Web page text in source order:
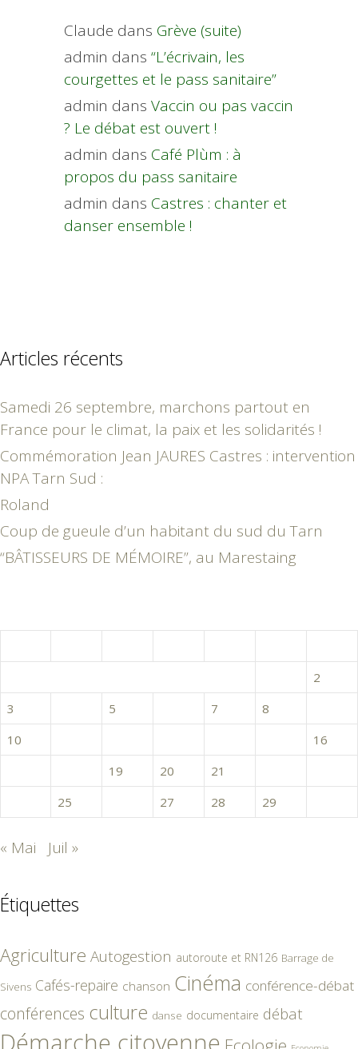
Claude dans Grève (suite)
admin dans “L’écrivain, les
courgettes et le pass sanitaire”
admin dans Vaccin ou pas vaccin
? Le débat est ouvert !
admin dans Café Plùm : à
propos du pass sanitaire
admin dans Castres : chanter et
danser ensemble !
Articles récents
Samedi 26 septembre, marchons partout en
France pour le climat, la paix et les solidarités !
Commémoration Jean JAURES Castres : intervention
NPA Tarn Sud :
Roland
Coup de gueule d’un habitant du sud du Tarn
“BÂTISSEURS DE MÉMOIRE”, au Marestaing
2
3
5 7 8
10
16
19 20 21
25 27 28 29
« Mai Juil »
Étiquettes
Agriculture Autogestion autoroute et RN126 Barrage de
Sivens Cafés-repaire chanson Cinéma conférence-débat
conférences culture danse documentaire débat